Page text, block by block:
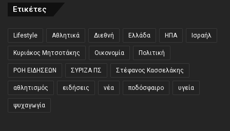
Ετικέτες
Lifestyle Αθλητικά Διεθνή Ελλάδα ΗΠΑ Ισραήλ
Κυριάκος Μητσοτάκης Οικονομία Πολιτική
ΡΟΗ ΕΙΔΗΣΕΩΝ ΣΥΡΙΖΑ ΠΣ Στέφανος Κασσελάκης
αθλητισμός ειδήσεις νέα ποδόσφαιρο υγεία
ψυχαγωγία